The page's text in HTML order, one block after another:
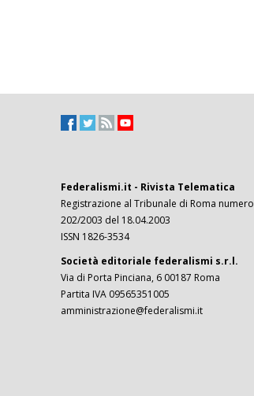
Federalismi.it - Rivista Telematica
Registrazione al Tribunale di Roma numero
202/2003 del 18.04.2003
ISSN 1826-3534
Società editoriale federalismi s.r.l.
Via di Porta Pinciana, 6 00187 Roma
Partita IVA 09565351005
amministrazione@federalismi.it